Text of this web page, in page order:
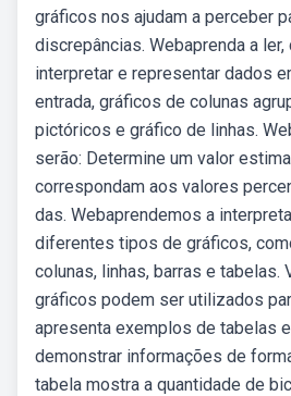
gráficos nos ajudam a perceber
discrepâncias. Webaprenda a
interpretar e representar dados
entrada, gráficos de colunas
pictóricos e gráfico de linhas.
serão: Determine um valor
correspondam aos valores
das. Webaprendemos a
diferentes tipos de gráficos,
colunas, linhas, barras e
gráficos podem ser utilizados
apresenta exemplos de tabelas
demonstrar informações de
tabela mostra a quantidade de